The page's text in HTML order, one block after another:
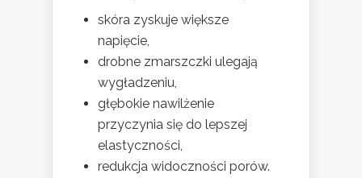
skóra zyskuje większe
napięcie,
drobne zmarszczki ulegają
wygładzeniu,
głębokie nawilżenie
przyczynia się do lepszej
elastyczności,
redukcja widoczności porów.